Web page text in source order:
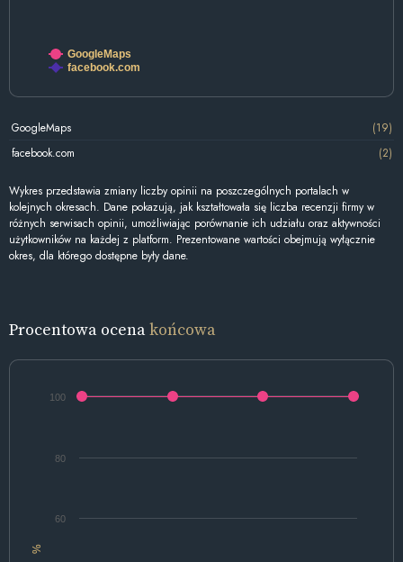
GoogleMaps
facebook.com
GoogleMaps
(19)
facebook.com
(2)
Wykres przedstawia zmiany liczby opinii na poszczególnych portalach w
kolejnych okresach. Dane pokazują, jak kształtowała się liczba recenzji firmy w
różnych serwisach opinii, umożliwiając porównanie ich udziału oraz aktywności
użytkowników na każdej z platform. Prezentowane wartości obejmują wyłącznie
okres, dla którego dostępne były dane.
Procentowa ocenakońcowa
%
60
80
100